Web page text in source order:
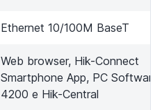
Ethernet 10/100M BaseT
Web browser, Hik-Connect
Smartphone App, PC
4200 e Hik-Central